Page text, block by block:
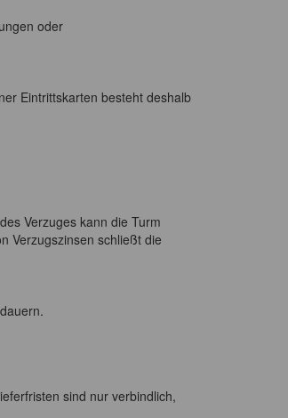
oder
Eintrittskarten besteht deshalb
Verzuges kann die Turm
Verzugszinsen schließt die
sind nur verbindlich,